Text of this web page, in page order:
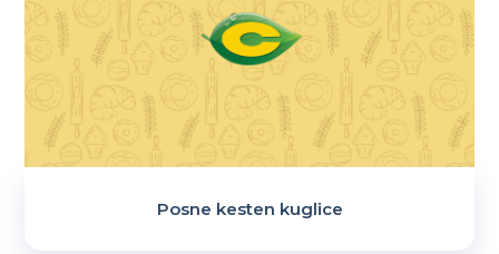
Posne kesten kuglice